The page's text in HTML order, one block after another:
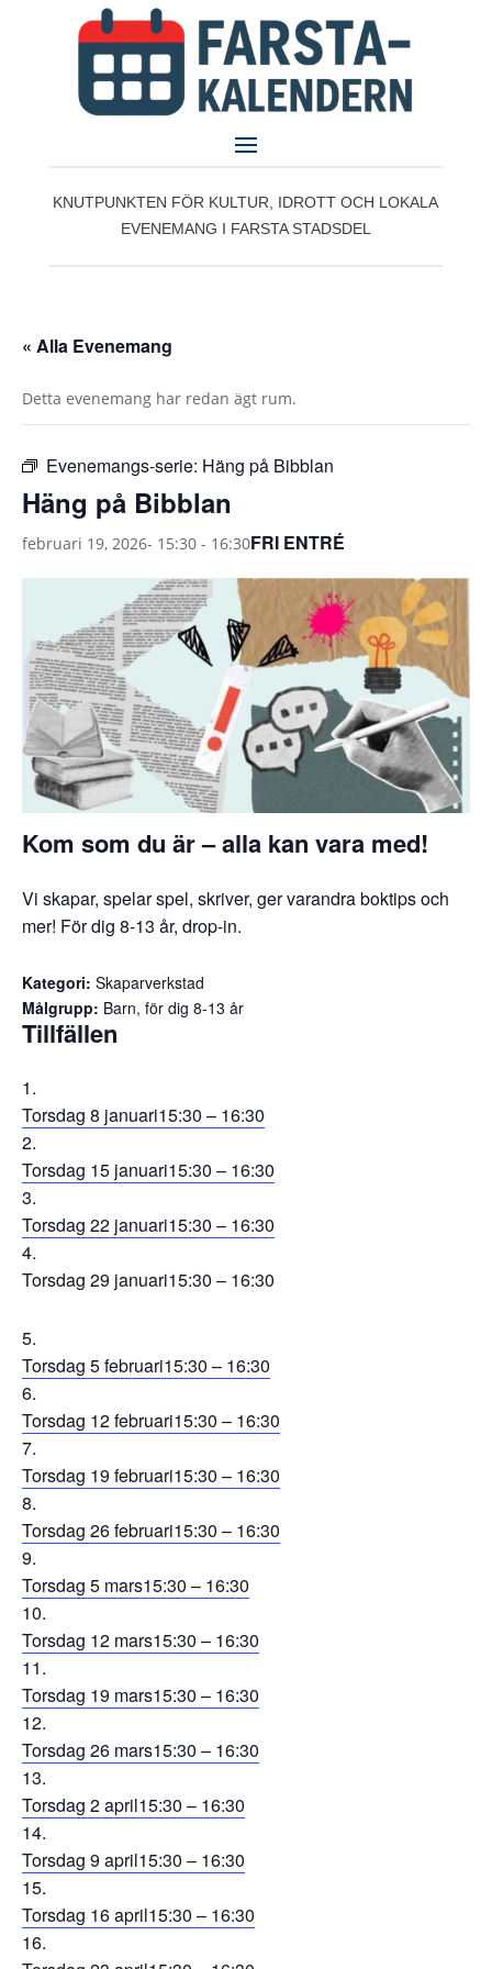
KNUTPUNKTEN FÖR KULTUR, IDROTT OCH LOKALA
EVENEMANG I FARSTA STADSDEL
« Alla Evenemang
Detta evenemang har redan ägt rum.
Evenemangs-serie: Häng på Bibblan
Häng på Bibblan
februari 19, 2026- 15:30 - 16:30FRI ENTRÉ
Kom som du är – alla kan vara med!
Vi skapar, spelar spel, skriver, ger varandra boktips och
mer! För dig 8-13 år, drop-in.
Kategori: Skaparverkstad
Målgrupp: Barn, för dig 8-13 år
Tillfällen
Torsdag 8 januari15:30 – 16:30
Torsdag 15 januari15:30 – 16:30
Torsdag 22 januari15:30 – 16:30
Torsdag 29 januari15:30 – 16:30
Torsdag 5 februari15:30 – 16:30
Torsdag 12 februari15:30 – 16:30
Torsdag 19 februari15:30 – 16:30
Torsdag 26 februari15:30 – 16:30
Torsdag 5 mars15:30 – 16:30
Torsdag 12 mars15:30 – 16:30
Torsdag 19 mars15:30 – 16:30
Torsdag 26 mars15:30 – 16:30
Torsdag 2 april15:30 – 16:30
Torsdag 9 april15:30 – 16:30
Torsdag 16 april15:30 – 16:30